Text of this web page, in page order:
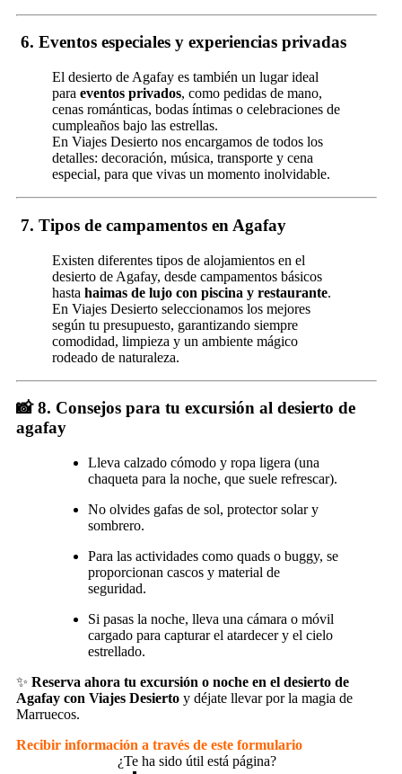
6. Eventos especiales y experiencias privadas
El desierto de Agafay es también un lugar ideal
para eventos privados, como pedidas de mano,
cenas románticas, bodas íntimas o celebraciones de
cumpleaños bajo las estrellas.
En Viajes Desierto nos encargamos de todos los
detalles: decoración, música, transporte y cena
especial, para que vivas un momento inolvidable.
7. Tipos de campamentos en Agafay
Existen diferentes tipos de alojamientos en el
desierto de Agafay, desde campamentos básicos
hasta haimas de lujo con piscina y restaurante.
En Viajes Desierto seleccionamos los mejores
según tu presupuesto, garantizando siempre
comodidad, limpieza y un ambiente mágico
rodeado de naturaleza.
📸 8. Consejos para tu excursión al desierto de
agafay
Lleva calzado cómodo y ropa ligera (una
chaqueta para la noche, que suele refrescar).
No olvides gafas de sol, protector solar y
sombrero.
Para las actividades como quads o buggy, se
proporcionan cascos y material de
seguridad.
Si pasas la noche, lleva una cámara o móvil
cargado para capturar el atardecer y el cielo
estrellado.
✨ Reserva ahora tu excursión o noche en el desierto de
Agafay con Viajes Desierto y déjate llevar por la magia de
Marruecos.
Recibir información a través de este formulario
¿Te ha sido útil está página?